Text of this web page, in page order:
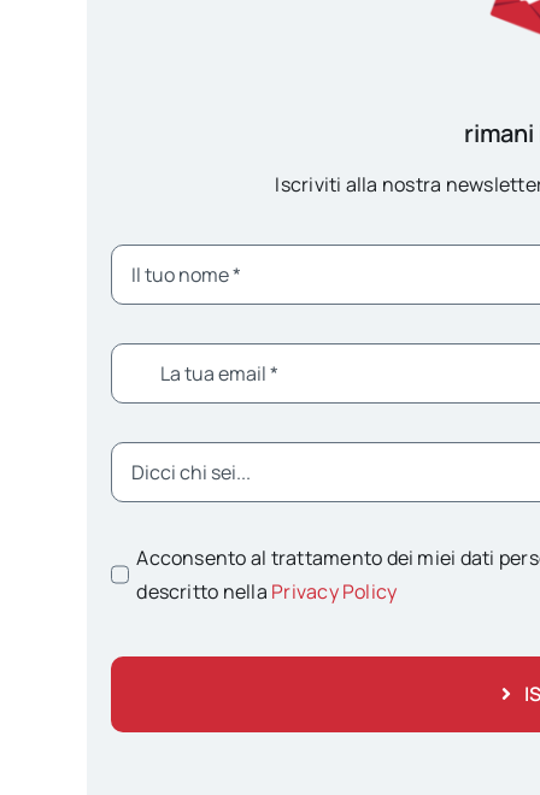
Iscriviti alla nostra
Acconsento al trattamento dei miei dati
descritto nella Privacy Policy